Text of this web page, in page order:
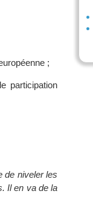
;
participation
de niveler les
Il en va de la